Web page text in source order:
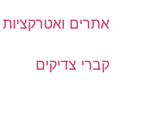
אתרים ואטרקציות
קברי צדיקים